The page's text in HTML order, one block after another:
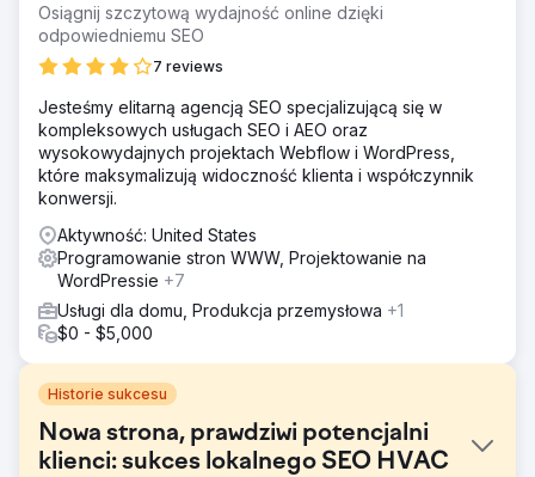
Osiągnij szczytową wydajność online dzięki
odpowiedniemu SEO
7 reviews
Jesteśmy elitarną agencją SEO specjalizującą się w
kompleksowych usługach SEO i AEO oraz
wysokowydajnych projektach Webflow i WordPress,
które maksymalizują widoczność klienta i współczynnik
konwersji.
Aktywność: United States
Programowanie stron WWW, Projektowanie na
WordPressie +7
Usługi dla domu, Produkcja przemysłowa +1
$0 - $5,000
Historie sukcesu
Nowa strona, prawdziwi potencjalni
klienci: sukces lokalnego SEO HVAC